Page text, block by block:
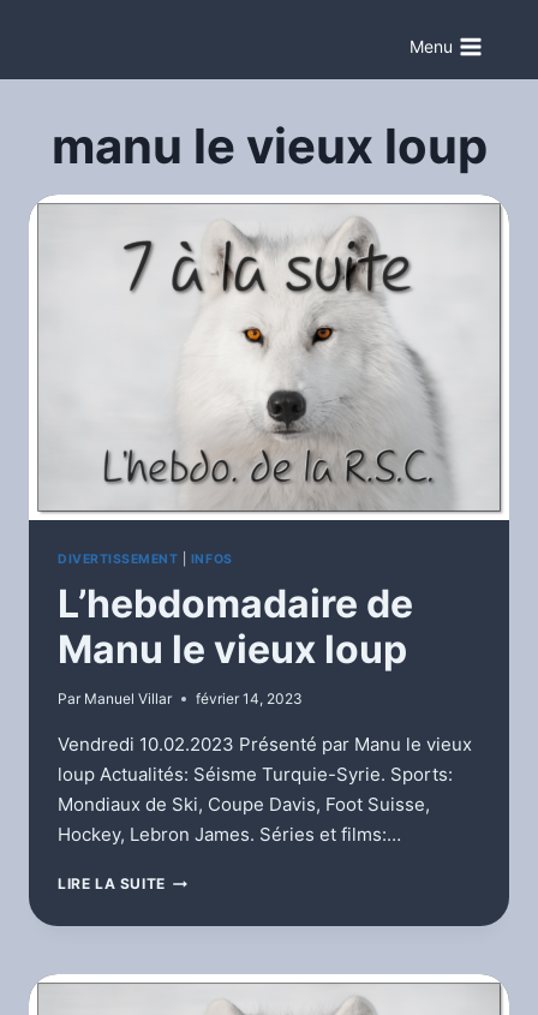
contenu
Menu
manu le vieux loup
DIVERTISSEMENT INFOS
L’hebdomadaire de
Manu le vieux loup
Par Manuel Villar février 14, 2023
Vendredi 10.02.2023 Présenté par Manu le vieux
loup Actualités: Séisme Turquie-Syrie. Sports:
Mondiaux de Ski, Coupe Davis, Foot Suisse,
Hockey, Lebron James. Séries et films:…
LIRE LA SUITE L’HEBDOMADAIRE
MANU
VIEUX